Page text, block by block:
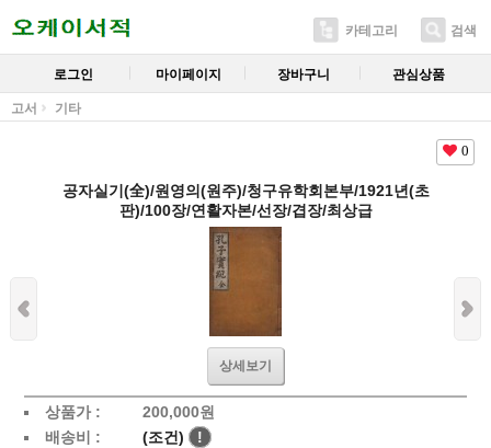
카테고리 검색
로그인 마이페이지 장바구니 관심상품
고서 기타
0
공자실기(全)/원영의(원주)/청구유학회본부/1921년(초
판)/100장/연활자본/선장/겹장/최상급
상세보기
상품가 : 200,000원
배송비 :
(조건)
!